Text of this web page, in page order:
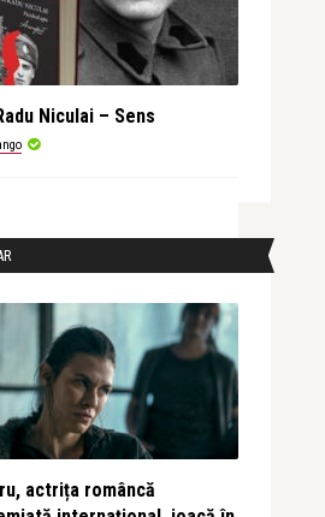
Niculai – Sens
actrița româncă